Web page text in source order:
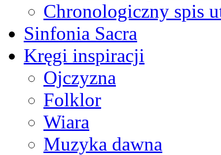
Chronologiczny spis
Sinfonia Sacra
Kręgi inspiracji
Ojczyzna
Folklor
Wiara
Muzyka dawna